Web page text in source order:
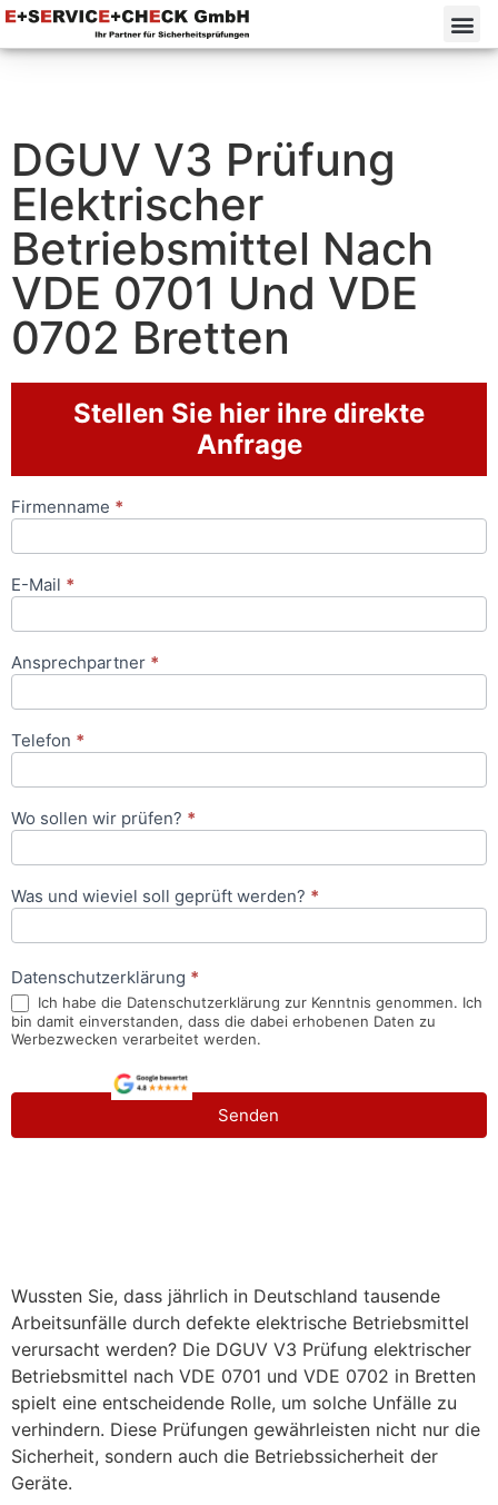
DGUV V3 Prüfung
Elektrischer
Betriebsmittel Nach
VDE 0701 Und VDE
0702 Bretten
Stellen Sie hier ihre direkte
Anfrage
Anfrageformular
Firmenname *
E-Mail *
Ansprechpartner *
Telefon *
Wo sollen wir prüfen? *
Was und wieviel soll geprüft werden? *
Datenschutzerklärung *
Ich habe die Datenschutzerklärung zur Kenntnis genommen. Ich
bin damit einverstanden, dass die dabei erhobenen Daten zu
Werbezwecken verarbeitet werden.
Senden
Wussten Sie, dass jährlich in Deutschland tausende
Arbeitsunfälle durch defekte elektrische Betriebsmittel
verursacht werden? Die DGUV V3 Prüfung elektrischer
Betriebsmittel nach VDE 0701 und VDE 0702 in Bretten
spielt eine entscheidende Rolle, um solche Unfälle zu
verhindern. Diese Prüfungen gewährleisten nicht nur die
Sicherheit, sondern auch die Betriebssicherheit der
Geräte.